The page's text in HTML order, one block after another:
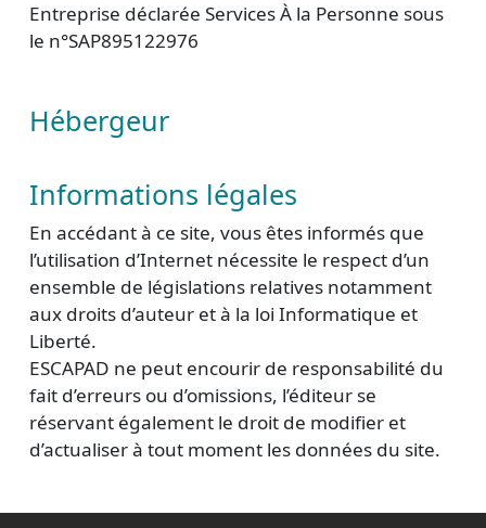
Entreprise déclarée Services À la Personne sous
le n°SAP895122976
Hébergeur
Informations légales
En accédant à ce site, vous êtes informés que
l’utilisation d’Internet nécessite le respect d’un
ensemble de législations relatives notamment
aux droits d’auteur et à la loi Informatique et
Liberté.
ESCAPAD ne peut encourir de responsabilité du
fait d’erreurs ou d’omissions, l’éditeur se
réservant également le droit de modifier et
d’actualiser à tout moment les données du site.